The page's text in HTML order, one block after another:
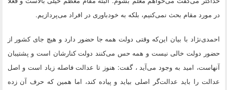
در مورد مقام بحث نمی‌کنیم، بلکه به خودباوری در افراد می‌پردازیم.
احمدی‌نژاد با بیان این‌که وقتی دولت همه جا حضور دارد و هیچ جای کشور از
حضور دولت خالی نیست و همه حس می‌کنند دولت کنارشان است و پشتیبان
آنهاست، امید به وجود می‌آید ، گفت: هنوز تا عدالت فاصله زیاد است و اصل
عدالت را باید عدالت‌گر اصلی بیاید و پیاده کند، اما همین که حرف آن زده